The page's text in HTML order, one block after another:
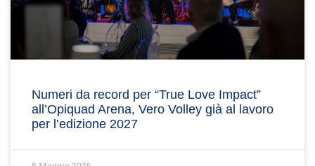
Numeri da record per “True Love Impact”
all’Opiquad Arena, Vero Volley già al lavoro
per l’edizione 2027